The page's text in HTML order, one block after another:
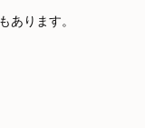
あります。